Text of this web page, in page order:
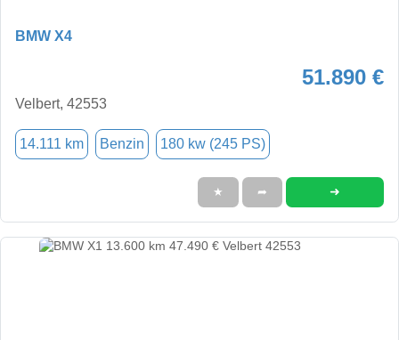
BMW X4
51.890 €
Velbert, 42553
14.111 km Benzin 180 kw (245 PS)
★ ➦ ➜